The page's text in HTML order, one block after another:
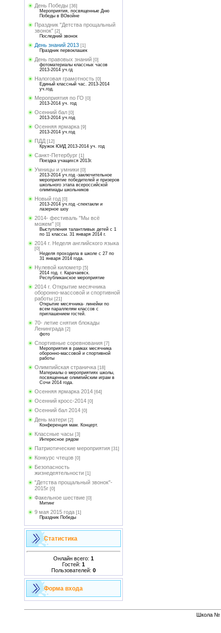
День Победы [36]
Мероприятия, посвященные Дню
Победы в ВОвойне
Праздник "Детства прощальный
звонок" [2]
Последний звонок
День знаний 2013 [1]
Праздник первоклашек
День правовых знаний [0]
фотоматериалы классных часов
2013-2014 уч.гд
Налоговая грамотность [0]
Единый классный час. 2013-2014
уч.год.
Мероприятия по ГО [0]
2013-2014 уч. год
Осенний бал [0]
2013-2014 уч.год
Осенняя ярмарка [9]
2013-2014 уч.год
ПДД [12]
Кружок ЮИД 2013-2014 уч. год
Санкт-Петербург [1]
Поездка учащихся 2013г.
Умницы и умники [0]
2013-2014 уч.год -заключительное
мероприятие победителей и призеров
школьного этапа всероссийской
олимпиады школьников
Новый год [0]
2013-2014 уч.год -спектакли и
лазерное шоу
2014- фестиваль "Мы всё
можем" [0]
Выступления талантливых детей с 1
по 11 классы. 31 января 2014 г.
2014 г. Неделя английского языка
[0]
Неделя проходила в школе с 27 по
31 января 2014 года.
Нулевой километр [5]
2014 год. г. Карачаевск.
Республиканское мероприятие
2014 г. Открытие месячника
оборонно-массовой и спортивной
работы [21]
Открытие месячника- линейки по
всем параллелям классов с
приглашением гостей.
70- летие снятия блокады
Ленинграда [2]
фото
Спортивные соревнования [7]
Мероприятия в рамках месячника
оборонно-массовой и спортивной
работы
Олимпийская страничка [18]
Материалы о мероприятиях школы,
посвященные олимпийским играм в
Сочи 2014 года.
Осенняя ярмарка 2014 [64]
Осенний кросс-2014 [0]
Осенний бал 2014 [0]
День матери [2]
Конференция мам. Концерт.
Классные часы [3]
Интересное рядом
Патриотические мероприятия [31]
Конкурс чтецов [0]
Безопасность
жизнедеятельности [1]
"Детства прощальный звонок"-
2015г [0]
Факельное шествие [0]
Митинг
9 мая 2015 года [1]
Праздник Победы
Статистика
Онлайн всего: 1
Гостей: 1
Пользователей: 0
Форма входа
Школа №